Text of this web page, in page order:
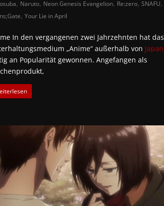
, Naruto, Neon Genesis Evangelion, Re:zero,SNAFU,
,Your Lie in April
In den vergangenen zwei Jahrzehnten hat das
„Anime“ außerhalb von Japan
an Popularität gewonnen. Angefangen als